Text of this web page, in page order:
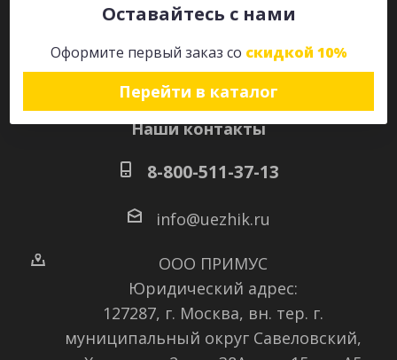
Оставайтесь с нами
Оформите первый заказ со скидкой 10%
Перейти в каталог
Наши контакты
8-800-511-37-13
info@uezhik.ru
ООО ПРИМУС
Юридический адрес:
127287, г. Москва, вн. тер. г.
муниципальный округ Савеловский,